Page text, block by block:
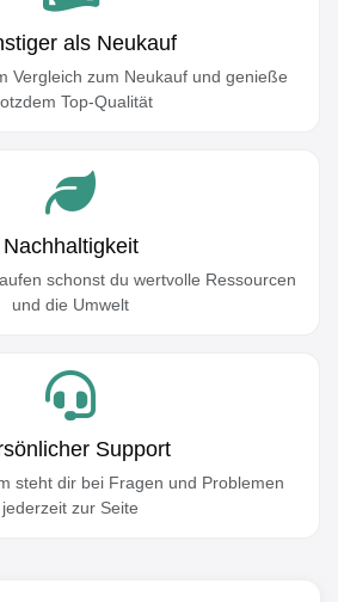
als Neukauf
Vergleich zum Neukauf und genieße
Top-Qualität
Nachhaltigkeit
schonst du wertvolle Ressourcen
und die Umwelt
Support
steht dir bei Fragen und Problemen
jederzeit zur Seite